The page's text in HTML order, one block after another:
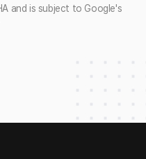
and is subject to Google's